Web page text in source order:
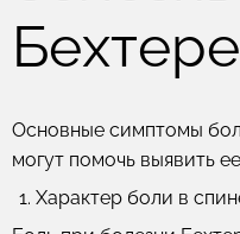
Основные симптомы
могут помочь выявить
Характер боли в